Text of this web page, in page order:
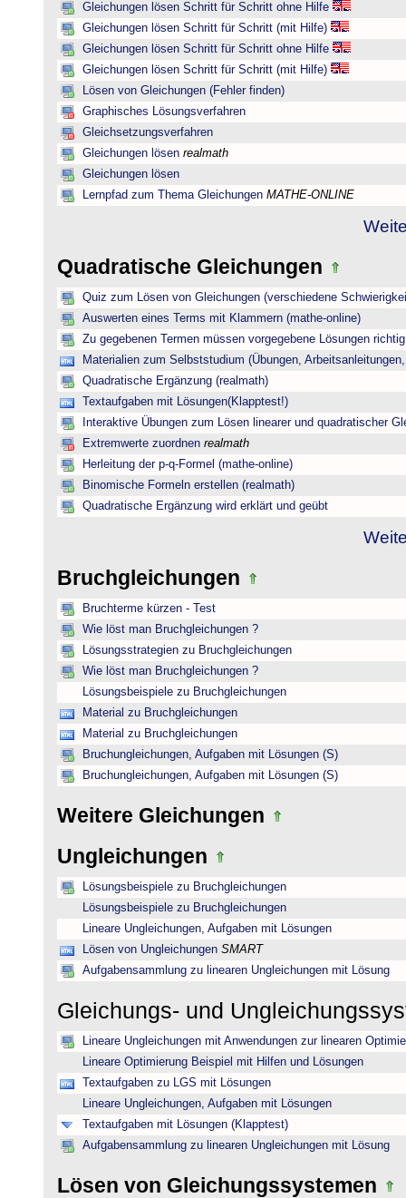
Gleichungen lösen Schritt für Schritt ohne Hilfe
Gleichungen lösen Schritt für Schritt (mit Hilfe)
Gleichungen lösen Schritt für Schritt ohne Hilfe
Gleichungen lösen Schritt für Schritt (mit Hilfe)
Lösen von Gleichungen (Fehler finden)
Graphisches Lösungsverfahren
Gleichsetzungsverfahren
Gleichungen lösen realmath
Gleichungen lösen
Lernpfad zum Thema Gleichungen MATHE-ONLINE
Quadratische Gleichungen
Quiz zum Lösen von Gleichungen (verschiedene
Auswerten eines Terms mit Klammern (mathe-online)
Zu gegebenen Termen müssen vorgegebene Lösungen
Materialien zum Selbststudium (Übungen,
Quadratische Ergänzung (realmath)
Textaufgaben mit Lösungen(Klapptest!)
Interaktive Übungen zum Lösen linearer und quadratischer
Extremwerte zuordnen realmath
Herleitung der p-q-Formel (mathe-online)
Binomische Formeln erstellen (realmath)
Quadratische Ergänzung wird erklärt und geübt
Bruchgleichungen
Bruchterme kürzen - Test
Wie löst man Bruchgleichungen ?
Lösungsstrategien zu Bruchgleichungen
Wie löst man Bruchgleichungen ?
Lösungsbeispiele zu Bruchgleichungen
Material zu Bruchgleichungen
Material zu Bruchgleichungen
Bruchungleichungen, Aufgaben mit Lösungen (S)
Bruchungleichungen, Aufgaben mit Lösungen (S)
Weitere Gleichungen
Ungleichungen
Lösungsbeispiele zu Bruchgleichungen
Lösungsbeispiele zu Bruchgleichungen
Lineare Ungleichungen, Aufgaben mit Lösungen
Lösen von Ungleichungen SMART
Aufgabensammlung zu linearen Ungleichungen mit Lösung
Gleichungs- und
Lineare Ungleichungen mit Anwendungen zur linearen
Lineare Optimierung Beispiel mit Hilfen und Lösungen
Textaufgaben zu LGS mit Lösungen
Lineare Ungleichungen, Aufgaben mit Lösungen
Textaufgaben mit Lösungen (Klapptest)
Aufgabensammlung zu linearen Ungleichungen mit Lösung
Lösen von Gleichungssystemen